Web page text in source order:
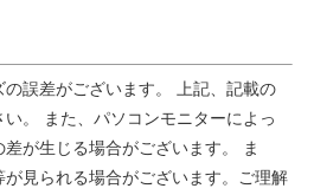
誤差がございます。 上記、記載の
。 また、パソコンモニターによっ
が生じる場合がございます。 ま
見られる場合がございます。ご理解